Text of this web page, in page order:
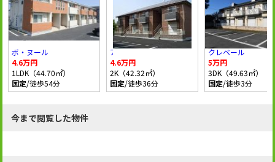
ボ・ヌール
4.6万円
1LDK（44.70㎡）
国定/徒歩54分
アネーロB
4.6万円
2K（42.32㎡）
国定/徒歩36分
クレベール
5万円
3DK（49.63㎡）
国定/徒歩3分
今まで閲覧した物件